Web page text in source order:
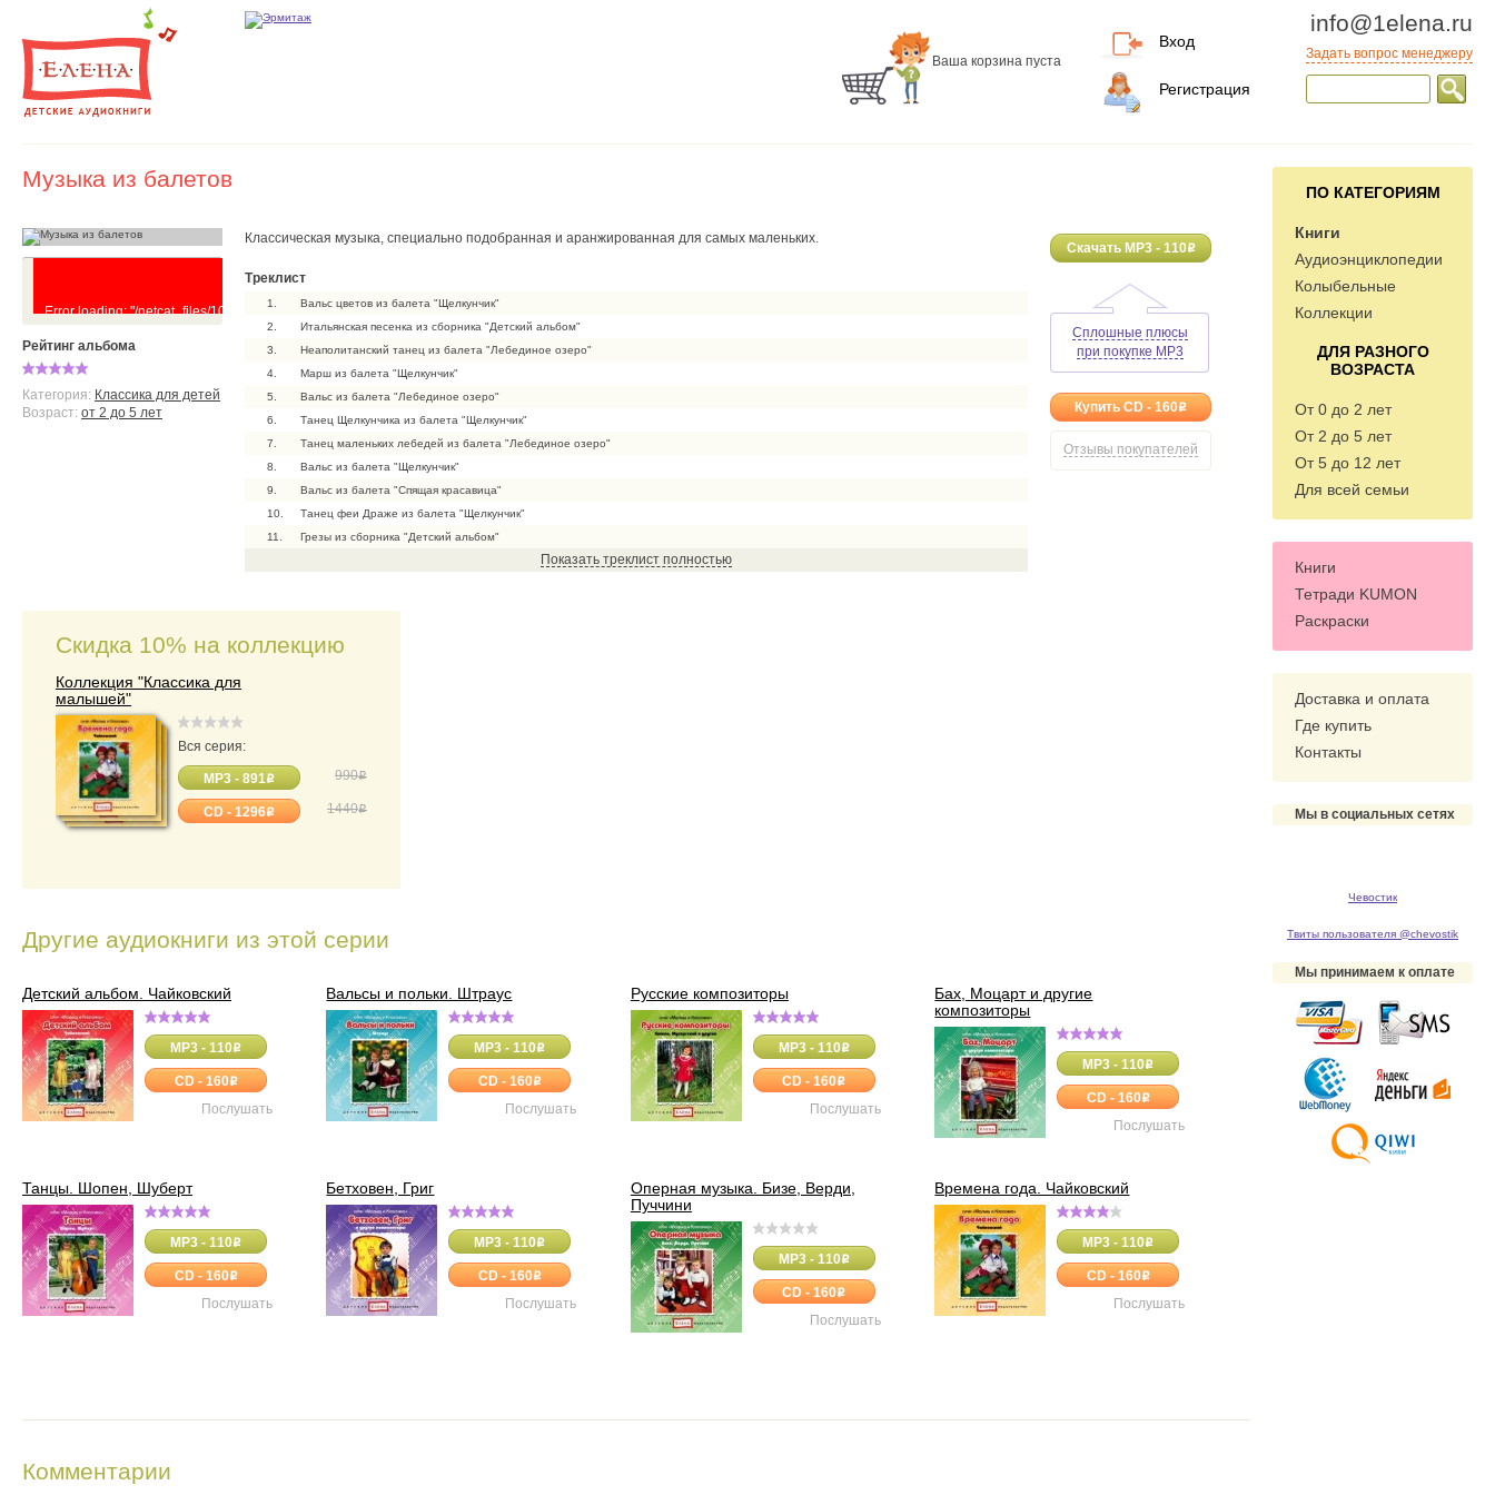
info@1elena.ru
Задать вопрос менеджеру
Вход
Регистрация
Ваша корзина пуста
ПО КАТЕГОРИЯМ
Книги
Аудиоэнциклопедии
Колыбельные
Коллекции
ДЛЯ РАЗНОГО
ВОЗРАСТА
От 0 до 2 лет
От 2 до 5 лет
От 5 до 12 лет
Для всей семьи
Книги
Тетради KUMON
Раскраски
Доставка и оплата
Где купить
Контакты
Мы в социальных сетях
Чевостик
Твиты пользователя @chevostik
Мы принимаем к оплате
Музыка из балетов
Error loading: "/netcat_files/103/71/Muzyka_iz_baletov_0.mp3"
Рейтинг альбома
Категория: Классика для детей
Возраст: от 2 до 5 лет
Скачать MP3 - 110o
Сплошные плюсы
при покупке MP3
Купить CD - 160o
Отзывы покупателей
Классическая музыка, специально подобранная и аранжированная для самых маленьких.
Треклист
1.
Вальс цветов из балета "Щелкунчик"
2.
Итальянская песенка из сборника "Детский альбом"
3.
Неаполитанский танец из балета "Лебединое озеро"
4.
Марш из балета "Щелкунчик"
5.
Вальс из балета "Лебединое озеро"
6.
Танец Щелкунчика из балета "Щелкунчик"
7.
Танец маленьких лебедей из балета "Лебединое озеро"
8.
Вальс из балета "Щелкунчик"
9.
Вальс из балета "Спящая красавица"
10.
Танец феи Драже из балета "Щелкунчик"
11.
Грезы из сборника "Детский альбом"
Показать треклист полностью
Скидка 10% на коллекцию
Коллекция "Классика для
малышей"
Вся серия:
990o
MP3 - 891o
1440o
CD - 1296o
Другие аудиокниги из этой серии
Детский альбом. Чайковский
MP3 - 110o
CD - 160o
Послушать
Вальсы и польки. Штраус
MP3 - 110o
CD - 160o
Послушать
Русские композиторы
MP3 - 110o
CD - 160o
Послушать
Бах, Моцарт и другие
композиторы
MP3 - 110o
CD - 160o
Послушать
Танцы. Шопен, Шуберт
MP3 - 110o
CD - 160o
Послушать
Бетховен, Григ
MP3 - 110o
CD - 160o
Послушать
Оперная музыка. Бизе, Верди,
Пуччини
MP3 - 110o
CD - 160o
Послушать
Времена года. Чайковский
MP3 - 110o
CD - 160o
Послушать
Комментарии